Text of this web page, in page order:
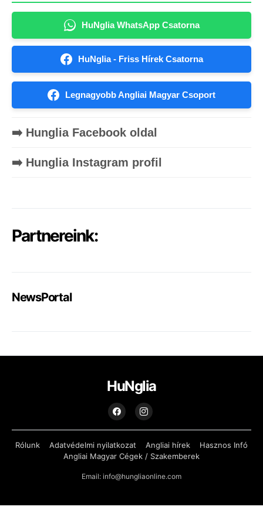
HuNglia WhatsApp Csatorna
HuNglia - Friss Hírek Csatorna
Legnagyobb Angliai Magyar Csoport
➡️ Hunglia Facebook oldal
➡️ Hunglia Instagram profil
Partnereink:
NewsPortal
HuNglia
Rólunk Adatvédelmi nyilatkozat Angliai hírek
Hasznos Infó
Angliai Magyar Cégek / Szakemberek
Email: info@hungliaonline.com